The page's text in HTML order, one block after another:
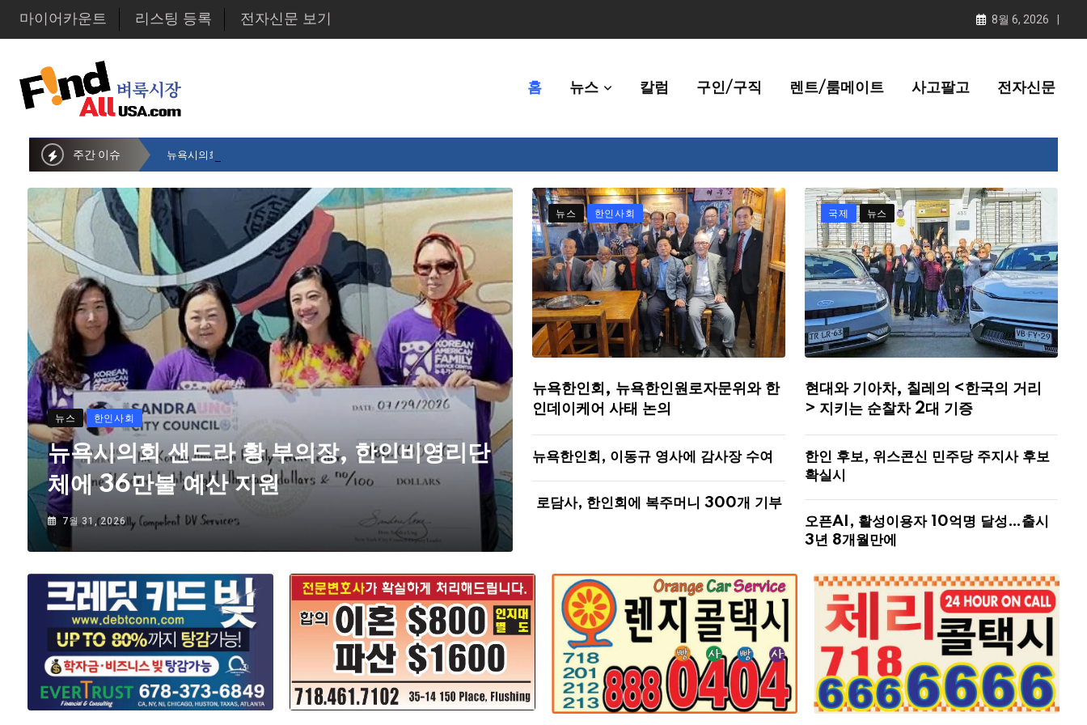
마이어카운트 리스팅 등록 전자신문 보기 8월 6, 2026
홈 뉴스 칼럼 구인/구직 렌트/룸메이트 사고팔고 전자신문
주간 이슈 뉴욕시의회 샌드라 황 부의장, 한인비영리단체에 36만불 예산 지원
뉴스 한인사회
뉴욕시의회 샌드라 황 부의장, 한인비영리단
체에 36만불 예산 지원
7월 31, 2026
뉴스 한인사회
뉴욕한인회, 뉴욕한인원로자문위와 한
인데이케어 사태 논의
뉴욕한인회, 이동규 영사에 감사장 수여
로담사, 한인회에 복주머니 300개 기부
국제 뉴스
현대와 기아차, 칠레의 <한국의 거리
> 지키는 순찰차 2대 기증
한인 후보, 위스콘신 민주당 주지사 후보
확실시
오픈AI, 활성이용자 10억명 달성…출시
3년 8개월만에